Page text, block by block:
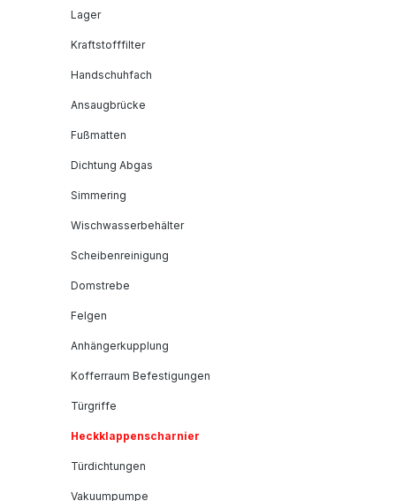
Lager
Kraftstofffilter
Handschuhfach
Ansaugbrücke
Fußmatten
Dichtung Abgas
Simmering
Wischwasserbehälter
Scheibenreinigung
Domstrebe
Felgen
Anhängerkupplung
Kofferraum Befestigungen
Türgriffe
Heckklappenscharnier
Türdichtungen
Vakuumpumpe